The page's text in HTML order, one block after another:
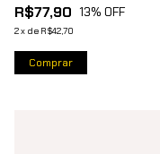
R$77,90 13% OFF
2x de R$42,70
Comprar